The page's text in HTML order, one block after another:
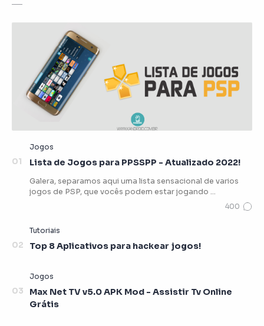
Lista de Jogos para PPSSPP - Atualizado 2022!
Galera, separamos aqui uma lista sensacional de varios
jogos de PSP, que vocês podem estar jogando …
Top 8 Aplicativos para hackear jogos!
Max Net TV v5.0 APK Mod - Assistir Tv Online
Grátis